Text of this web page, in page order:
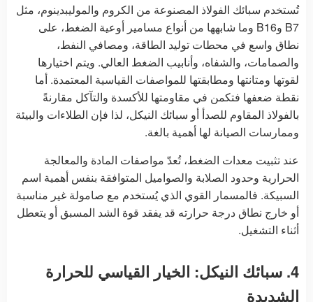
تُستخدم سبائك الفولاذ المصنوعة من الكروم والموليبدينوم، مثل
B7 وB16 وما شابهها من أنواع مسامير أوعية الضغط، على
نطاق واسع في محطات توليد الطاقة، ومصافي النفط،
والصمامات، والشفاه، وأنابيب الضغط العالي. ويتم اختيارها
لقوتها ومتانتها ومطابقتها للمواصفات القياسية المعتمدة. أما
نقطة ضعفها فتكمن في مقاومتها للأكسدة والتآكل مقارنةً
بالفولاذ المقاوم للصدأ أو سبائك النيكل، لذا فإن الطلاءات والبيئة
وممارسات الصيانة لها أهمية بالغة.
عند تثبيت معدات الضغط، تُعدّ مواصفات المادة والمعالجة
الحرارية وحدود الصلابة والصواميل المتوافقة بنفس أهمية اسم
السبيكة. فالمسمار القوي الذي يُستخدم مع صامولة غير مناسبة
أو خارج نطاق درجة حرارته قد يفقد قوة الشد المسبق أو يتعطل
أثناء التشغيل.
4. سبائك النيكل: الخيار القياسي للحرارة
الشديدة